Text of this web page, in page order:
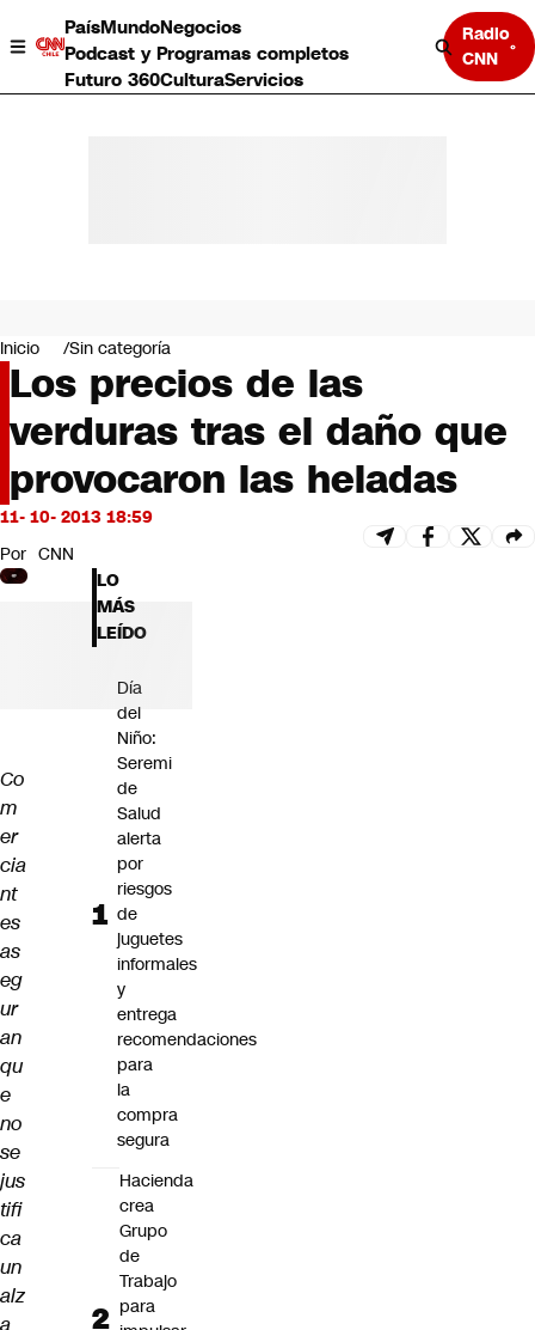
PaísMundoNegocios
Podcast y Programas completos
Futuro 360CulturaServicios
Radio
CNN
Negocios
Deportes
Programas completos
Cultura
Servicios
Bits
CNN tiempo
Futuro 360
Opinión
Inicio Sin categoría
Los precios de las
verduras tras el daño que
provocaron las heladas
11- 10- 2013 18:59
Por CNN
Co
m
er
cia
nt
es
as
eg
ur
an
qu
e
no
se
jus
tifi
ca
un
alz
a
LO
MÁS
LEÍDO
Día
del
Niño:
Seremi
de
Salud
alerta
por
riesgos
de
juguetes
informales
y
entrega
recomendaciones
para
la
compra
segura
Hacienda
crea
Grupo
de
Trabajo
para